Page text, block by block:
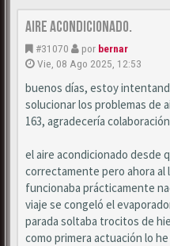
Aire acondicionado.
#31070 por bernar
Vie, 08 Ago 2025, 12:53
buenos días, estoy
solucionar los problemas de
163, agradecería
el aire acondicionado desde
correctamente pero ahora al
funcionaba prácticamente
viaje se congeló el
parada soltaba trocitos de
como primera actuación lo